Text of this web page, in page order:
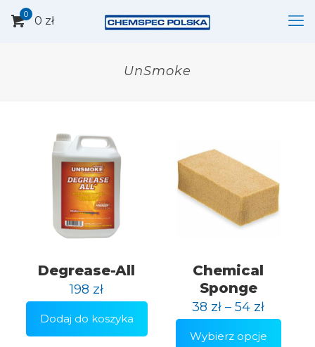
0 0 zł
UnSmoke
Degrease-All
198 zł
Dodaj do koszyka
Chemical
Sponge
38 zł –54 zł
Wybierz opcje